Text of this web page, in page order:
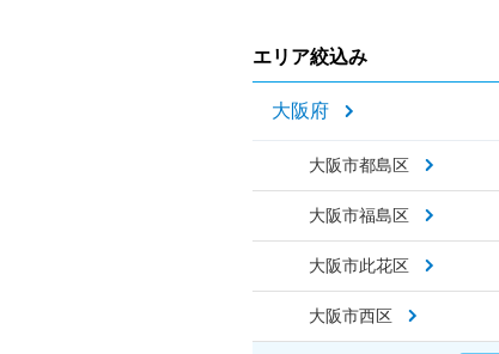
エリア絞込み
大阪府
大阪市都島区
大阪市福島区
大阪市此花区
大阪市西区